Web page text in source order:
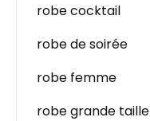
robe cocktail
robe de soirée
robe femme
robe grande taille